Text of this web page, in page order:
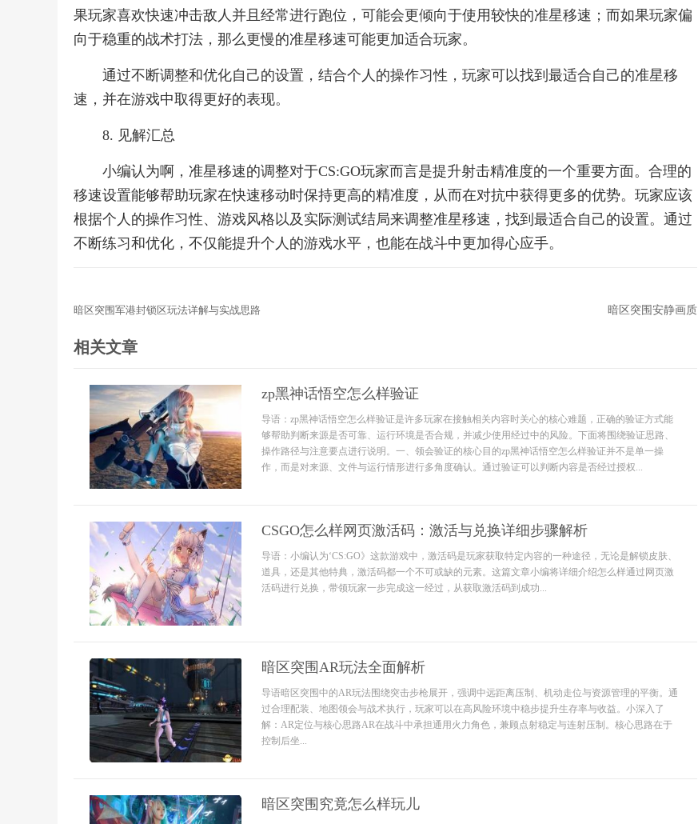
果玩家喜欢快速冲击敌人并且经常进行跑位，可能会更倾向于使用较快的准星移速；而如果玩家偏
向于稳重的战术打法，那么更慢的准星移速可能更加适合玩家。
通过不断调整和优化自己的设置，结合个人的操作习性，玩家可以找到最适合自己的准星移
速，并在游戏中取得更好的表现。
8. 见解汇总
小编认为啊，准星移速的调整对于CS:GO玩家而言是提升射击精准度的一个重要方面。合理的
移速设置能够帮助玩家在快速移动时保持更高的精准度，从而在对抗中获得更多的优势。玩家应该
根据个人的操作习性、游戏风格以及实际测试结局来调整准星移速，找到最适合自己的设置。通过
不断练习和优化，不仅能提升个人的游戏水平，也能在战斗中更加得心应手。
暗区突围军港封锁区玩法详解与实战思路 暗区突围安静画质
相关文章
zp黑神话悟空怎么样验证
导语：zp黑神话悟空怎么样验证是许多玩家在接触相关内容时关心的核心难题，正确的验证方式能
够帮助判断来源是否可靠、运行环境是否合规，并减少使用经过中的风险。下面将围绕验证思路、
操作路径与注意要点进行说明。一、领会验证的核心目的zp黑神话悟空怎么样验证并不是单一操
作，而是对来源、文件与运行情形进行多角度确认。通过验证可以判断内容是否经过授权...
CSGO怎么样网页激活码：激活与兑换详细步骤解析
导语：小编认为‘CS:GO》这款游戏中，激活码是玩家获取特定内容的一种途径，无论是解锁皮肤、
道具，还是其他特典，激活码都一个不可或缺的元素。这篇文章小编将详细介绍怎么样通过网页激
活码进行兑换，带领玩家一步完成这一经过，从获取激活码到成功...
暗区突围AR玩法全面解析
导语暗区突围中的AR玩法围绕突击步枪展开，强调中远距离压制、机动走位与资源管理的平衡。通
过合理配装、地图领会与战术执行，玩家可以在高风险环境中稳步提升生存率与收益。小深入了
解：AR定位与核心思路AR在战斗中承担通用火力角色，兼顾点射稳定与连射压制。核心思路在于
控制后坐...
暗区突围究竟怎么样玩儿